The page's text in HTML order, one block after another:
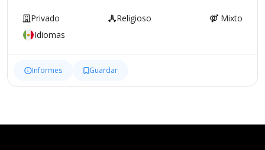
Privado Religioso
Mixto
Idiomas
Informes Guardar